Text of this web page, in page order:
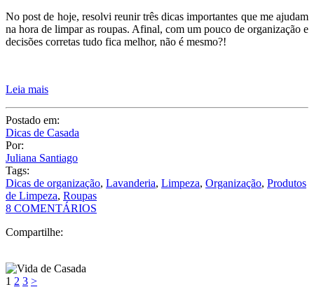
No post de hoje, resolvi reunir três dicas importantes que me ajudam
na hora de limpar as roupas. Afinal, com um pouco de organização e
decisões corretas tudo fica melhor, não é mesmo?!
Leia mais
Postado em:
Dicas de Casada
Por:
Juliana Santiago
Tags:
Dicas de organização, Lavanderia, Limpeza, Organização, Produtos
de Limpeza, Roupas
8 COMENTÁRIOS
Compartilhe:
1 2 3 >